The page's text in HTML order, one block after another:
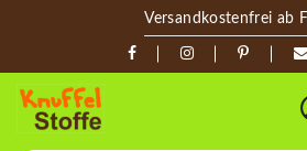
Versandkostenfrei ab